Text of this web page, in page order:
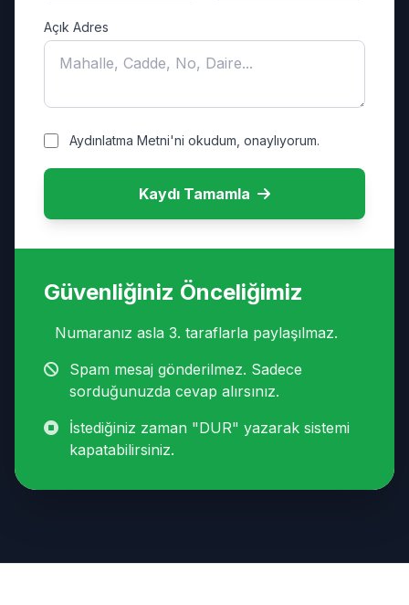
Açık Adres
Aydınlatma Metni'ni okudum, onaylıyorum.
Kaydı Tamamla
Güvenliğiniz Önceliğimiz
Numaranız asla 3. taraflarla paylaşılmaz.
Spam mesaj gönderilmez. Sadece
sorduğunuzda cevap alırsınız.
İstediğiniz zaman "DUR" yazarak sistemi
kapatabilirsiniz.